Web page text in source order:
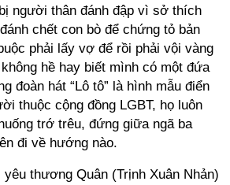
người thân đánh đập vì sở thích
chết con bò để chứng tỏ bản
phải lấy vợ để rồi phải vội vàng
hề hay biết mình có một đứa
đoàn hát “Lô tô” là hình mẫu điển
thuộc cộng đồng LGBT, họ luôn
trớ trêu, đứng giữa ngã ba
đi về hướng nào.
thương Quân (Trịnh Xuân Nhản)